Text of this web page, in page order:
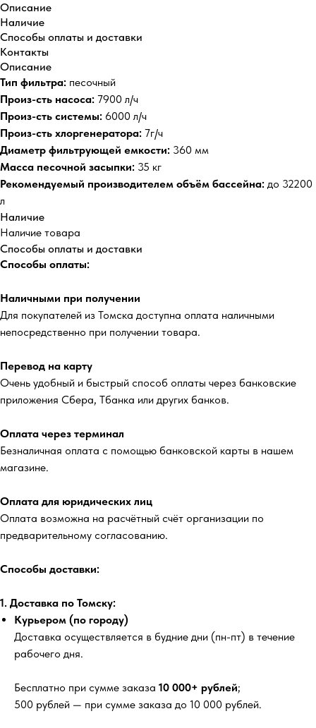
Описание
Наличие
Способы оплаты и доставки
Контакты
Описание
Тип фильтра: песочный
Произ-сть насоса: 7900 л/ч
Произ-сть системы: 6000 л/ч
Произ-сть хлоргенератора: 7г/ч
Диаметр фильтрующей емкости: 360 мм
Масса песочной засыпки: 35 кг
Рекомендуемый производителем объём бассейна: до 32200
л
Наличие
Наличие товара
Способы оплаты и доставки
Способы оплаты:
Наличными при получении
Для покупателей из Томска доступна оплата наличными
непосредственно при получении товара.
Перевод на карту
Очень удобный и быстрый способ оплаты через банковские
приложения Сбера, Тбанка или других банков.
Оплата через терминал
Безналичная оплата с помощью банковской карты в нашем
магазине.
Оплата для юридических лиц
Оплата возможна на расчётный счёт организации по
предварительному согласованию.
Способы доставки:
1. Доставка по Томску:
Курьером (по городу)
Доставка осуществляется в будние дни (пн-пт) в течение
рабочего дня.
Бесплатно при сумме заказа 10 000+ рублей;
500 рублей — при сумме заказа до 10 000 рублей.